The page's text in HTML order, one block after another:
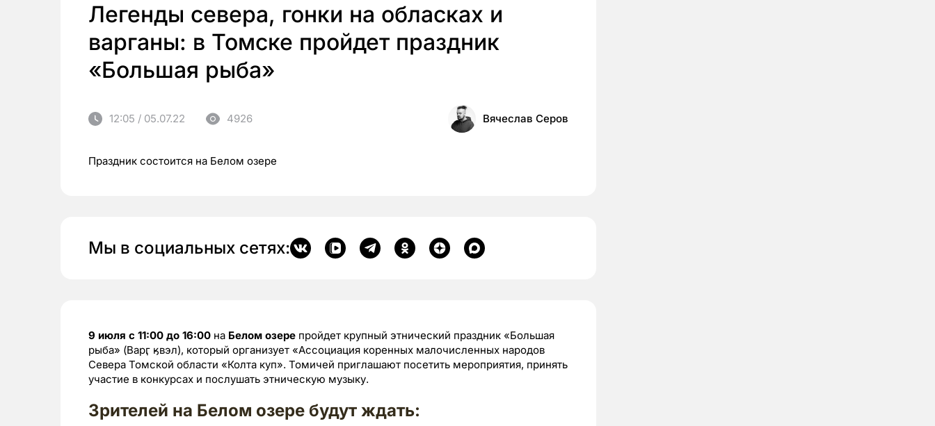
Легенды севера, гонки на обласках и
варганы: в Томске пройдет праздник
«Большая рыба»
12:05 / 05.07.22 4926 Вячеслав Серов
Праздник состоится на Белом озере
Мы в социальных сетях:
9 июля с 11:00 до 16:00 на Белом озере пройдет крупный этнический праздник «Большая
рыба» (Варӷ ӄвэл), который организует «Ассоциация коренных малочисленных народов
Севера Томской области «Колта куп». Томичей приглашают посетить мероприятия, принять
участие в конкурсах и послушать этническую музыку.
Зрителей на Белом озере будут ждать: